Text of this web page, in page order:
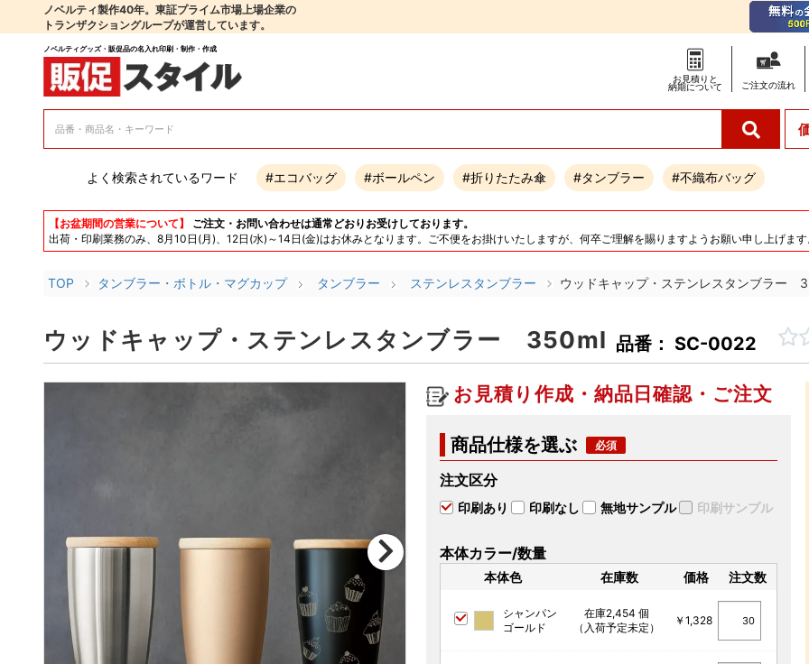
ノベルティ製作40年。東証プライム市場上場企業の
トランザクショングループが運営しています。
ノベルティグッズ・販促品の名入れ印刷・制作・作成
お見積りと
納期について
ご注文の流れ
よく検索されているワード #エコバッグ #ボールペン #折りたたみ傘 #タンブラー #不織布バッグ
【お盆期間の営業について】
ご注文・お問い合わせは通常どおりお受けしております。
出荷・印刷業務のみ、8月10日(月)、12日(水)～14日(金)はお休みとなります。ご不便をお掛けいたしますが、何卒ご理解を賜りますようお願い申し上げま
TOP タンブラー・ボトル・マグカップ タンブラー ステンレスタンブラー ウッドキャップ・ステンレスタンブラー
ウッドキャップ・ステンレスタンブラー 350ml 品番： SC-0022
お見積り作成・納品日確認・ご注文
商品仕様を選ぶ
注文区分
印刷あり 印刷なし 無地サンプル 印刷サンプル
本体カラー/数量
本体色 在庫数 価格 注文数
シャンパン
ゴールド
在庫2,454 個
（入荷予定未定）
￥1,328